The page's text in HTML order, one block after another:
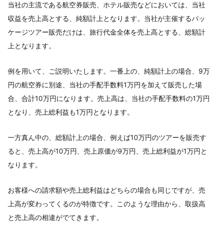
当社の主流である航空券販売、ホテル販売などにおいては、当社
収益を売上高とする、純額計上となります。当社が主催するパッ
ケージツアー販売だけは、旅行代金全体を売上高とする、総額計
上となります。
例を用いて、ご説明いたします。一番上の、純額計上の場合、9万
円の航空券に別途、当社の手配手数料1万円を加えて販売した場
合、合計10万円になります。売上高は、当社の手配手数料の1万円
となり、売上総利益も1万円となります。
一方真ん中の、総額計上の場合、例えば10万円のツアーを販売す
ると、売上高が10万円、売上原価が9万円、売上総利益が1万円と
なります。
お客様への請求額や売上総利益はどちらの場合も同じですが、売
上高が変わってくるのが特徴です。このような理由から、取扱高
と売上高の相違がでてきます。